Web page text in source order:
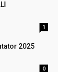
1
2025
0